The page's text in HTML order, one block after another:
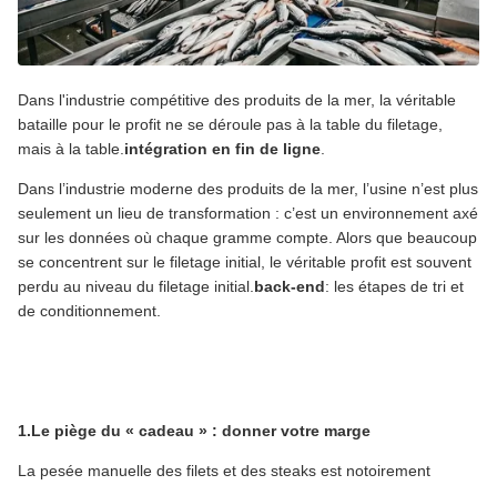
Dans l'industrie compétitive des produits de la mer, la véritable
bataille pour le profit ne se déroule pas à la table du filetage,
mais à la table.intégration en fin de ligne.
Dans l’industrie moderne des produits de la mer, l’usine n’est plus
seulement un lieu de transformation : c’est un environnement axé
sur les données où chaque gramme compte. Alors que beaucoup
se concentrent sur le filetage initial, le véritable profit est souvent
perdu au niveau du filetage initial.back-end: les étapes de tri et
de conditionnement.
1.Le piège du « cadeau » : donner votre marge
La pesée manuelle des filets et des steaks est notoirement